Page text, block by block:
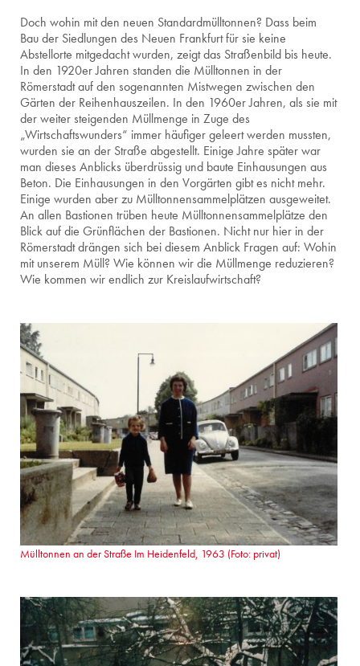
Doch wohin mit den neuen Standardmülltonnen? Dass beim
Bau der Siedlungen des Neuen Frankfurt für sie keine
Abstellorte mitgedacht wurden, zeigt das Straßenbild bis heute.
In den 1920er Jahren standen die Mülltonnen in der
Römerstadt auf den sogenannten Mistwegen zwischen den
Gärten der Reihenhauszeilen. In den 1960er Jahren, als sie mit
der weiter steigenden Müllmenge in Zuge des
„Wirtschaftswunders“ immer häufiger geleert werden mussten,
wurden sie an der Straße abgestellt. Einige Jahre später war
man dieses Anblicks überdrüssig und baute Einhausungen aus
Beton. Die Einhausungen in den Vorgärten gibt es nicht mehr.
Einige wurden aber zu Mülltonnensammelplätzen ausgeweitet.
An allen Bastionen trüben heute Mülltonnensammelplätze den
Blick auf die Grünflächen der Bastionen. Nicht nur hier in der
Römerstadt drängen sich bei diesem Anblick Fragen auf: Wohin
mit unserem Müll? Wie können wir die Müllmenge reduzieren?
Wie kommen wir endlich zur Kreislaufwirtschaft?
Mülltonnen an der Straße Im Heidenfeld, 1963 (Foto: privat)